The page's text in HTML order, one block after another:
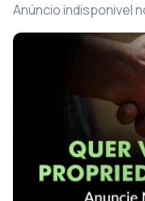
Anúncio indisponivel